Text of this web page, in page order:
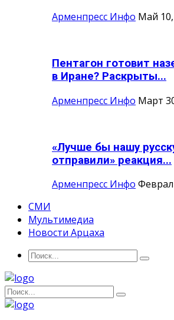
Арменпресс Инфо Май
Пентагон готовит
в Иране? Раскрыты...
Арменпресс Инфо Март
«Лучше бы нашу
отправили» реакция...
Арменпресс Инфо
СМИ
Мультимедиа
Новости Арцаха